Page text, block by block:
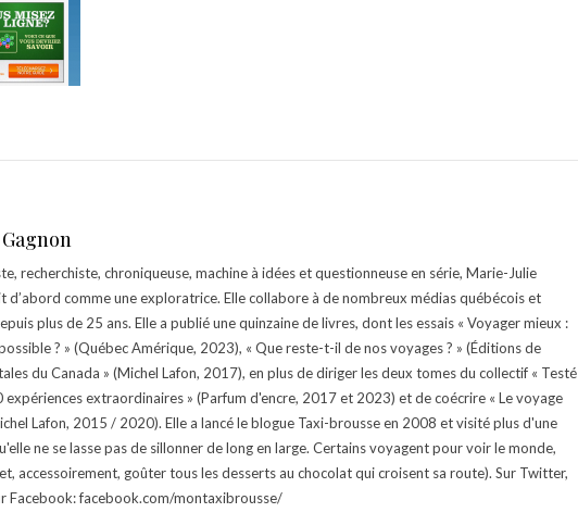
recherchiste, chroniqueuse, machine à idées et questionneuse en série, Marie-Julie
d’abord comme une exploratrice. Elle collabore à de nombreux médias québécois et
plus de 25 ans. Elle a publié une quinzaine de livres, dont les essais « Voyager mieux :
? » (Québec Amérique, 2023), « Que reste-t-il de nos voyages ? » (Éditions de
du Canada » (Michel Lafon, 2017), en plus de diriger les deux tomes du collectif « Testé
extraordinaires » (Parfum d'encre, 2017 et 2023) et de coécrire « Le voyage
Lafon, 2015 / 2020). Elle a lancé le blogue Taxi-brousse en 2008 et visité plus d'une
ne se lasse pas de sillonner de long en large. Certains voyagent pour voir le monde,
accessoirement, goûter tous les desserts au chocolat qui croisent sa route). Sur Twitter,
Facebook: facebook.com/montaxibrousse/